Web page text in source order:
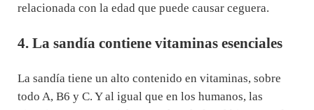
relacionada con la edad que puede causar ceguera.
4. La sandía contiene vitaminas esenciales
La sandía tiene un alto contenido en vitaminas, sobre
todo A, B6 y C. Y al igual que en los humanos, las